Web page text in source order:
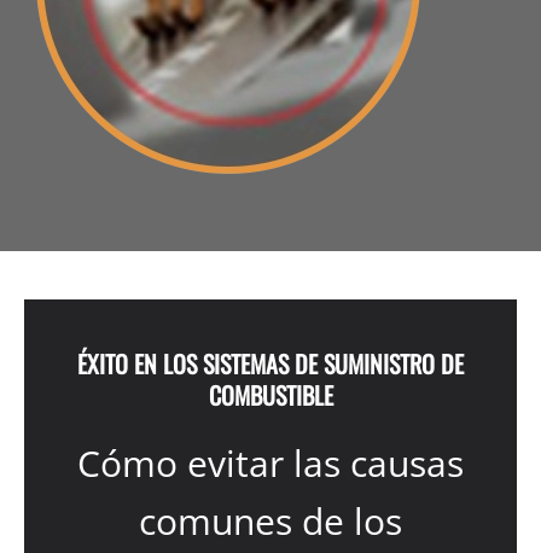
ÉXITO EN LOS SISTEMAS DE SUMINISTRO DE
COMBUSTIBLE
Cómo evitar las causas
comunes de los